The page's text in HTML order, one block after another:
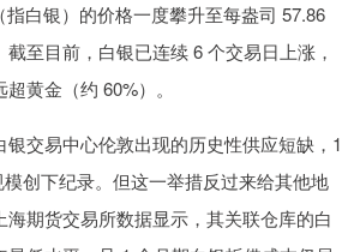
白银）的价格一度攀升至每盎司 57.86
至目前，白银已连续 6 个交易日上涨，
黄金（约 60%）。
交易中心伦敦出现的历史性供应短缺，1
创下纪录。但这一举措反过来给其他地
海期货交易所数据显示，其关联仓库的白